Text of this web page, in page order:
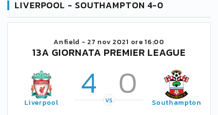
LIVERPOOL - SOUTHAMPTON 4-0
Anfield - 27 nov 2021 ore 16:00
13A GIORNATA PREMIER LEAGUE
Liverpool 4 0
VS Southampton